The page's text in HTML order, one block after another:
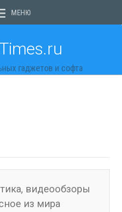
МЕНЮ
гаджетов и софта
видеообзоры
из мира